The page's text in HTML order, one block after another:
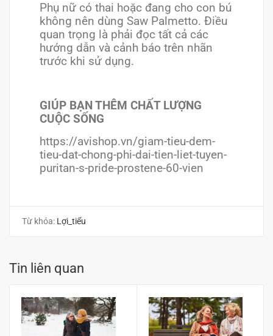
Phụ nữ có thai hoặc đang cho con bú
không nên dùng Saw Palmetto. Điều
quan trọng là phải đọc tất cả các
hướng dẫn và cảnh báo trên nhãn
trước khi sử dụng.
GIÚP BẠN THÊM CHẤT LƯỢNG
CUỘC SỐNG
https://avishop.vn/giam-tieu-dem-
tieu-dat-chong-phi-dai-tien-liet-tuyen-
puritan-s-pride-prostene-60-vien
Từ khóa: Lợi_tiểu
Tin liên quan